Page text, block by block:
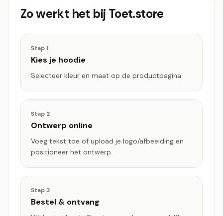
Zo werkt het bij Toet.store
Stap1
Kies je hoodie
Selecteer kleur en maat op de productpagina.
Stap 2
Ontwerp online
Voeg tekst toe of upload je logo/afbeelding en
positioneer het ontwerp.
Stap3
Bestel & ontvang